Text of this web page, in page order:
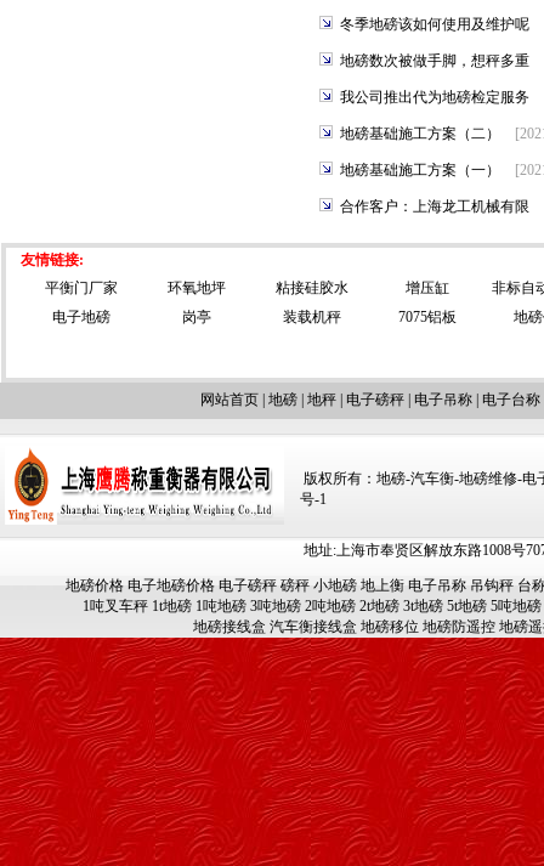
冬季地磅该如何使用及维护呢
地磅数次被做手脚，想秤多重
我公司推出代为地磅检定服务
地磅基础施工方案（二）
地磅基础施工方案（一）
合作客户：上海龙工机械有限
友情链接:
平衡门厂家
环氧地坪 粘接硅胶水 增压缸
非标自
电子地磅
岗亭 装载机秤 7075铝板 地
网站首页 地磅 地秤 电子磅秤 电子吊称 电子台称
版权所有：地磅-汽车衡-地磅维修-电
号-1
地址:上海市奉贤区解放东路1008号
地磅价格 电子地磅价格 电子磅秤 磅秤 小地磅 地上衡 电子吊称 吊钩秤 台
1吨叉车秤 1t地磅 1吨地磅 3吨地磅 2吨地磅 2t地磅 3t地磅 5t地磅 5吨地磅
地磅接线盒 汽车衡接线盒 地磅移位 地磅防遥控 地磅